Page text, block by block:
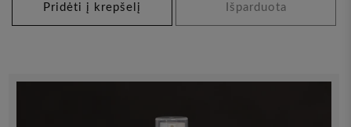
Pridėti į krepšelį Išparduota